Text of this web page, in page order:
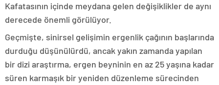
Kafatasının içinde meydana gelen değişiklikler de aynı
derecede önemli görülüyor.
Geçmişte, sinirsel gelişimin ergenlik çağının başlarında
durduğu düşünülürdü, ancak yakın zamanda yapılan
bir dizi araştırma, ergen beyninin en az 25 yaşına kadar
süren karmaşık bir yeniden düzenleme sürecinden